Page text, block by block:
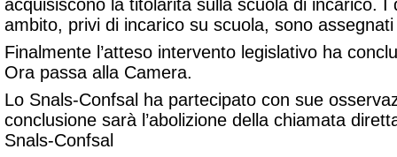
acquisiscono la titolarità sulla scuola di incarico. I
ambito, privi di incarico su scuola, sono
Finalmente l’atteso intervento legislativo ha
Ora passa alla Camera.
Lo Snals-Confsal ha partecipato con sue
conclusione sarà l’abolizione della chiamata
Snals-Confsal